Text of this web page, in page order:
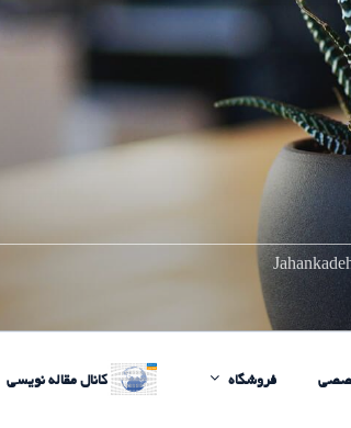
فروشگاه کانال مقاله نویسی